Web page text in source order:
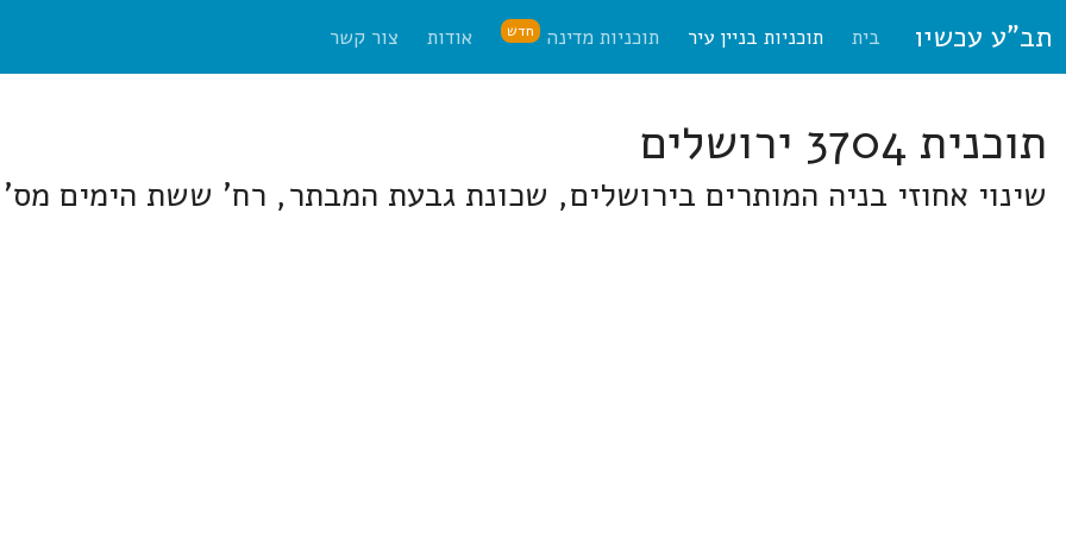
תב"ע עכשיו בית תוכניות בניין עיר תוכניות מדינה חדש אודות צור קשר
תוכנית 3704 ירושלים
שינוי אחוזי בניה המותרים בירושלים, שכונת גבעת המבתר, רח' ששת הימים מס'